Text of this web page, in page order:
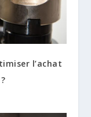
l’achat